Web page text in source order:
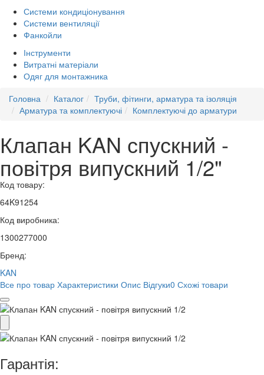
Системи кондиціонування
Системи вентиляції
Фанкойли
Інструменти
Витратні матеріали
Одяг для монтажника
Головна
Каталог
Труби, фітинги, арматура та ізоляція
Арматура та комплектуючі
Комплектуючі до арматури
Клапан KAN спускний -
повітря випускний 1/2"
Код товару:
64K91254
Код виробника:
1300277000
Бренд:
KAN
Все про товар Характеристики Опис Відгуки0 Схожі товари
Гарантія: